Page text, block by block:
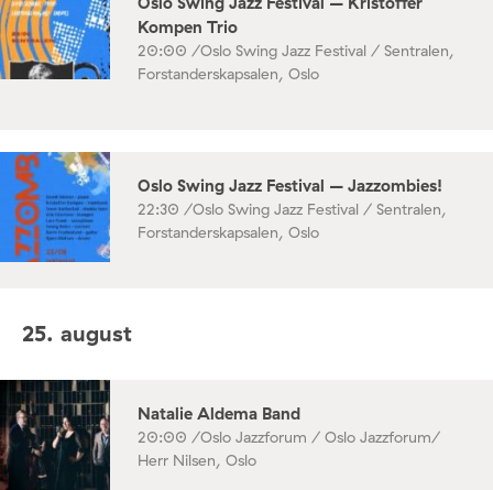
Kompen Trio
20:00 /Oslo Swing Jazz Festival / Sentralen,
Forstanderskapsalen, Oslo
Oslo Swing Jazz Festival – Jazzombies!
22:30 /Oslo Swing Jazz Festival / Sentralen,
Forstanderskapsalen, Oslo
25. august
Natalie Aldema Band
20:00 /Oslo Jazzforum / Oslo Jazzforum/
Herr Nilsen, Oslo